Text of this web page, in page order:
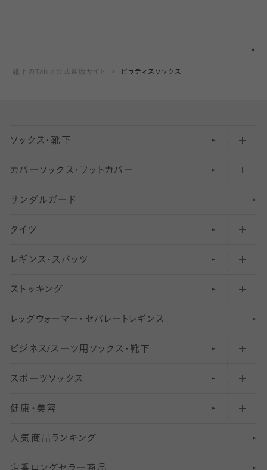
靴下のTabio公式通販サイト ピラティスソックス
ソックス・靴下
五本指ソックス・靴下
足袋ソックス・靴下
無地・プレーンソックス・靴下
柄ソックス・靴下
スニーカー（くるぶし）用ソックス
アンクル・ショートソックス（くるぶし上）
クルーソックス（ふくらはぎ下）
ハイソックス
オーバーニー・ニーハイソックス
カバーソックス・フットカバー
フットカバー・カバーソックス（深め）
フットカバー・カバーソックス（ふつう）
フットカバー・カバーソックス（浅め）
サンダルガード
タイツ
30デニール以下のタイツ（薄手タイツ）
31〜40デニールタイツ
41〜60デニールタイツ
61〜80デニールタイツ
81 〜110デニールタイツ
111〜210デニールタイツ
211デニールタイツ以上（防寒・厚手タイツ）
レギンス・スパッツ
柄レギンス
無地レギンス
レギンスパンツ（レギパン）
マタニティレギンス
5 分丈
6 分丈レギンス
ストッキング
伝線しにくいストッキング
ショートストッキング
結婚式用ストッキング
美脚ストッキング
オールスルーストッキング
レッ グ ウォー マー ・ セパレー ト レ ギンス
ビジネス/スーツ用 ソックス・靴下
匠シリーズ
フレッシャーズ向けソックス・靴下
冠婚葬祭向けソックス・靴下
スポーツソックス
ランニングソックス・靴下
ゴルフソックス・靴下
健康・美容
インナーソックス
人気商品ランキング